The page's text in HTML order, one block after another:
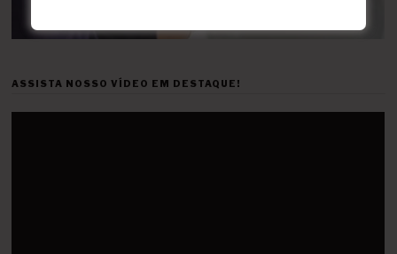
ASSISTA NOSSO VÍDEO EM DESTAQUE!